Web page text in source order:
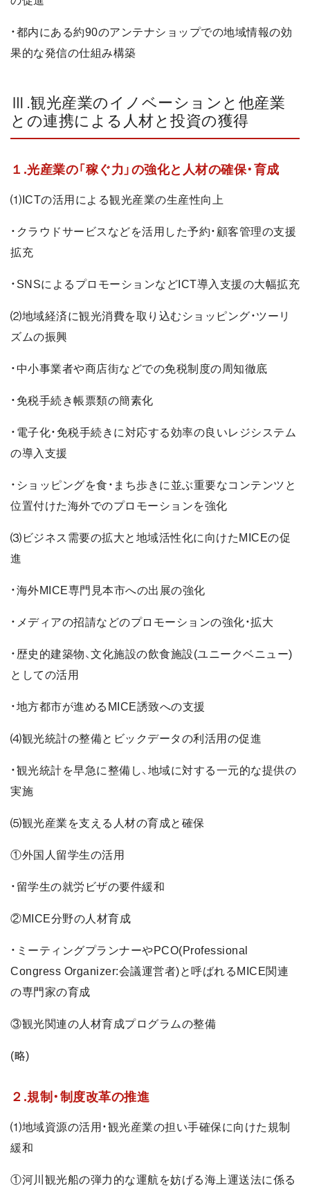
・都内にある約90のアンテナショップでの地域情報の効
果的な発信の仕組み構築
Ⅲ.観光産業のイノベーションと他産業
との連携による人材と投資の獲得
１.光産業の「稼ぐ力」の強化と人材の確保・育成
⑴ICTの活用による観光産業の生産性向上
・クラウドサービスなどを活用した予約・顧客管理の支援
拡充
・SNSによるプロモーションなどICT導入支援の大幅拡充
⑵地域経済に観光消費を取り込むショッピング・ツーリ
ズムの振興
・中小事業者や商店街などでの免税制度の周知徹底
・免税手続き帳票類の簡素化
・電子化・免税手続きに対応する効率の良いレジシステム
の導入支援
・ショッピングを食・まち歩きに並ぶ重要なコンテンツと
位置付けた海外でのプロモーションを強化
⑶ビジネス需要の拡大と地域活性化に向けたMICEの促
進
・海外MICE専門見本市への出展の強化
・メディアの招請などのプロモーションの強化・拡大
・歴史的建築物、文化施設の飲食施設(ユニークベニュー)
としての活用
・地方都市が進めるMICE誘致への支援
⑷観光統計の整備とビックデータの利活用の促進
・観光統計を早急に整備し、地域に対する一元的な提供の
実施
⑸観光産業を支える人材の育成と確保
①外国人留学生の活用
・留学生の就労ビザの要件緩和
②MICE分野の人材育成
・ミーティングプランナーやPCO(Professional
Congress Organizer:会議運営者)と呼ばれるMICE関連
の専門家の育成
③観光関連の人材育成プログラムの整備
(略)
２.規制・制度改革の推進
⑴地域資源の活用・観光産業の担い手確保に向けた規制
緩和
①河川観光船の弾力的な運航を妨げる海上運送法に係る